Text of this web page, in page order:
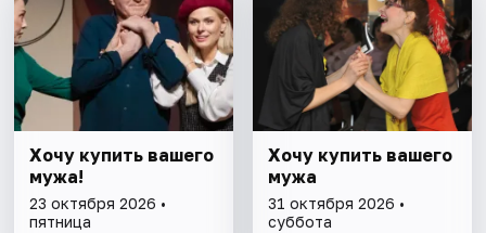
Хочу купить вашего
мужа!
23 октября 2026 •
пятница
Хочу купить вашего
мужа
31 октября 2026 •
суббота